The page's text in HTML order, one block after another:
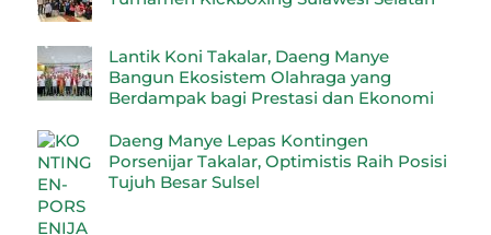
Lantik Koni Takalar, Daeng Manye
Bangun Ekosistem Olahraga yang
Berdampak bagi Prestasi dan Ekonomi
Daeng Manye Lepas Kontingen
Porsenijar Takalar, Optimistis Raih Posisi
Tujuh Besar Sulsel